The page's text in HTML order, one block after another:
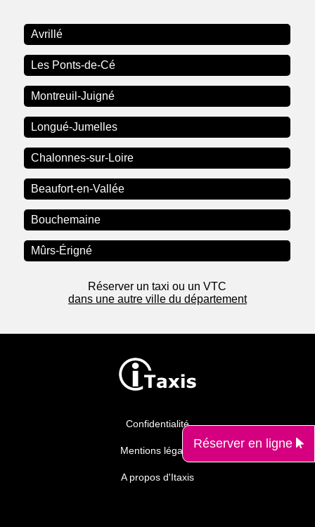
Avrillé
Les Ponts-de-Cé
Montreuil-Juigné
Longué-Jumelles
Chalonnes-sur-Loire
Beaufort-en-Vallée
Bouchemaine
Mûrs-Érigné
Réserver un taxi ou un VTC
dans une autre ville du département
Confidentialité
Mentions légales
A propos d'Itaxis
Réserver en ligne